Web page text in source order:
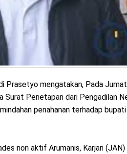
Prasetyo mengatakan, Pada
Surat Penetapan dari Pengadilan
penahanan terhadap
non aktif Arumanis, Karjan